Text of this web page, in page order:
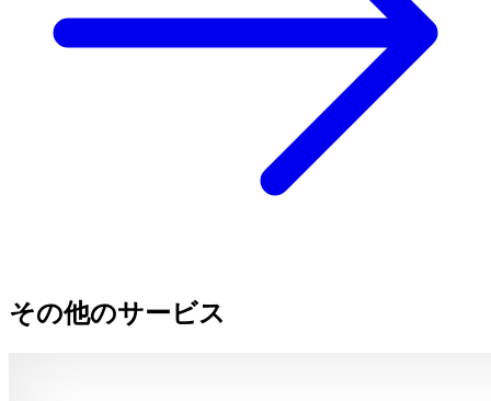
その他のサービス